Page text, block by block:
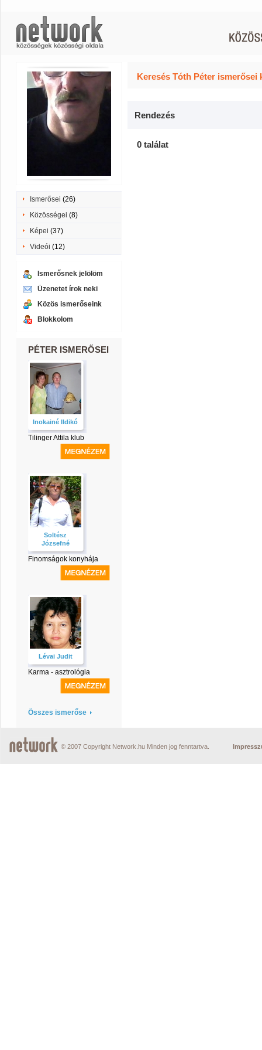
Ismerősei (26)
Közösségei (8)
Képei (37)
Videói (12)
Ismerősnek jelölöm
Üzenetet írok neki
Közös ismerőseink
Blokkolom
PÉTER ISMERŐSEI
Inokainé Ildikó
Tilinger Attila klub
Soltész
Józsefné
Finomságok konyhája
Lévai Judit
Karma - asztrológia
Összes ismerőse
Keresés Tóth Péter ismerősei
Rendezés
0 találat
© 2007 Copyright Network.hu Minden jog fenntartva.